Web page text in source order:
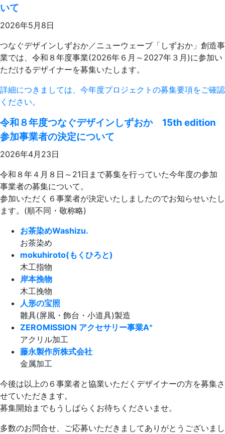
いて
2026年5月8日
つなぐデザインしずおか／ニューウェーブ「しずおか」創造事
業では、令和８年度事業(2026年６月～2027年３月)に参加い
ただけるデザイナーを募集いたします。
詳細につきましては、今年度プロジェクトの募集要項をご確認
ください。
令和８年度つなぐデザインしずおか 15th edition
参加事業者の決定について
2026年4月23日
令和８年４月８日～21日まで募集を行っていた今年度の参加
事業者の募集について。
参加いただく６事業者が決定いたしましたのでお知らせいたし
ます。(順不同・敬称略)
お茶染めWashizu.
お茶染め
mokuhiroto(もくひろと)
木工指物
岸本挽物
木工挽物
人形の宝照
雛具(屏風・飾台・小道具)製造
ZEROMISSION アクセサリー事業A⁺
アクリル加工
藤永製作所株式会社
金属加工
今後は以上の６事業者と協業いただくデザイナーの方を募集さ
せていただきます。
募集開始までもうしばらくお待ちくださいませ。
多数のお問合せ、ご応募いただきましてありがとうございまし